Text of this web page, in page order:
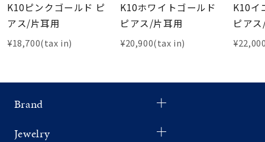
K10ピンクゴールド ピ
アス/片耳用
¥18,700(tax in)
K10ホワイトゴールド
ピアス/片耳用
¥20,900(tax in)
K10イ
ピア
Brand
Jewelry